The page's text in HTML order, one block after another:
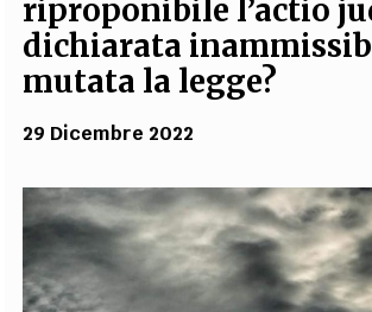
SCIENZA
STORIA E FILOSOFIA
INNOVAZIONE
TEAM
FILODIRITTO REDAZIONE COMITATO SCIENTIFICO
PARTNER COLLABORA
riproponibile l’actio
dichiarata
mutata la legge?
29 Dicembre 2022